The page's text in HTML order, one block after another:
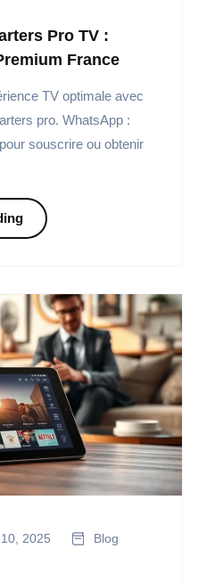
Pro TV :
France
TV optimale avec
pro. WhatsApp :
souscrire ou obtenir
2025
Blog